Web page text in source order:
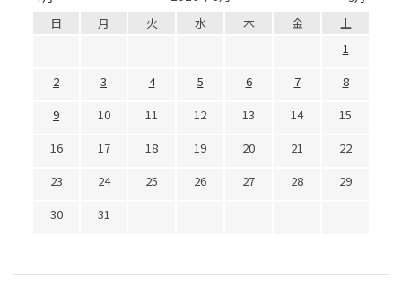
日 月 火 水 木 金
土
1
2
3 4 5 6 7
8
9
10 11 12 13 14
15
16
17 18 19 20 21
22
23
24 25 26 27 28
29
30
31